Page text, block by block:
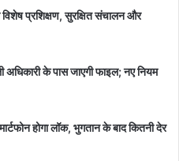
सख्ती बढ़ाई है.
को भी निर्देश दिए गए हैं कि
प्रशिक्षण, सुरक्षित संचालन और
के पास जाएगी फाइल; नए नियम
होगा लॉक, भुगतान के बाद कितनी देर